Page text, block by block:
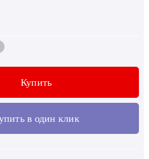
Купить
в один клик